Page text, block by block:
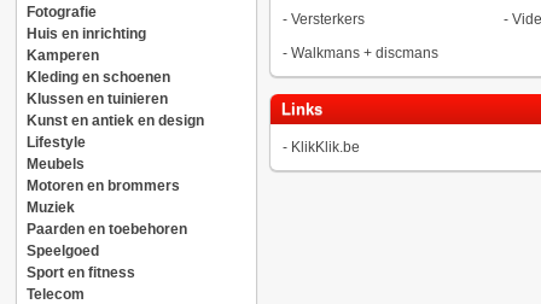
Fotografie
Huis en inrichting
Kamperen
Kleding en schoenen
Klussen en tuinieren
Kunst en antiek en design
Lifestyle
Meubels
Motoren en brommers
Muziek
Paarden en toebehoren
Speelgoed
Sport en fitness
Telecom
- Versterkers -
- Walkmans + discmans
Links
- KlikKlik.be